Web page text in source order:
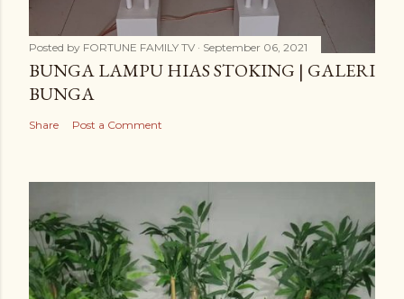
Posted by FORTUNE FAMILY TV September 06, 2021
BUNGA LAMPU HIAS STOKING | GALERI
BUNGA
Share Post a Comment